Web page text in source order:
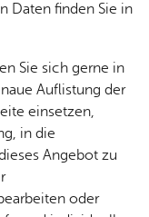
Ge­
sund­
heit &
kum
und
Mit unserem
Nachrichten
Laufenden.
Daten finden Sie in
Sie sich gerne in
Auflistung der
einsetzen,
in die
Angebot zu
oder